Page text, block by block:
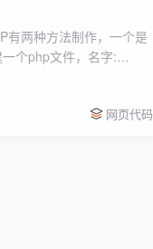
有两种方法制作，一个是
个php文件，名字:
网页代码